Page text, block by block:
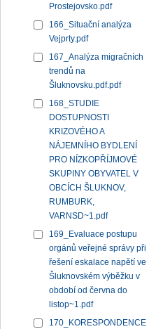
Prostejovsko.pdf
166_Situační analýza
Vejprty.pdf
167_Analýza migračních
trendů na
Šluknovsku.pdf.pdf
168_STUDIE
DOSTUPNOSTI
KRIZOVÉHO A
NÁJEMNÍHO BYDLENÍ
PRO NÍZKOPŘÍJMOVÉ
SKUPINY OBYVATEL V
OBCÍCH ŠLUKNOV,
RUMBURK,
VARNSD~1.pdf
169_Evaluace postupu
orgánů veřejné správy při
řešení eskalace napětí ve
Šluknovském výběžku v
období od června do
listop~1.pdf
170_KORESPONDENCE